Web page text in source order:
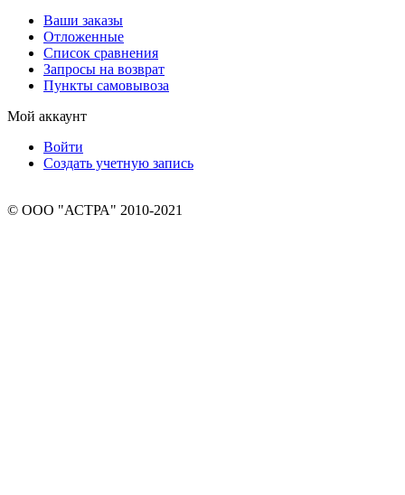
Ваши заказы
Отложенные
Список сравнения
Запросы на возврат
Пункты самовывоза
Мой аккаунт
Войти
Создать учетную запись
© ООО "АСТРА" 2010-2021